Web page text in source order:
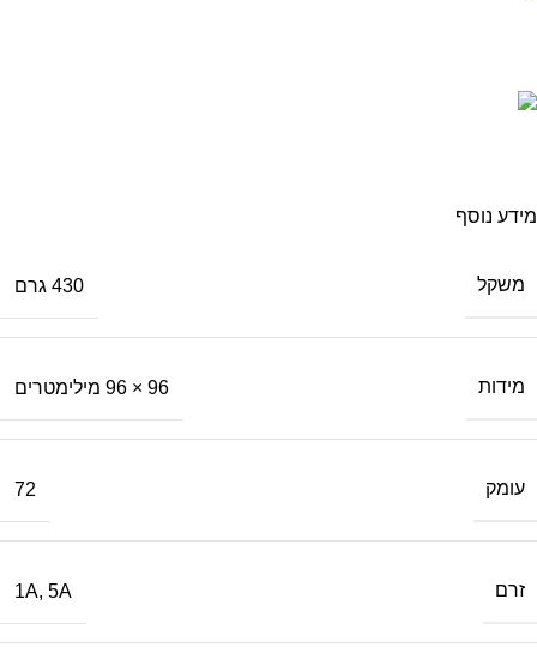
מידע נוסף
משקל 430 גרם
מידות 96 × 96 מילימטרים
עומק 72
זרם 1A, 5A